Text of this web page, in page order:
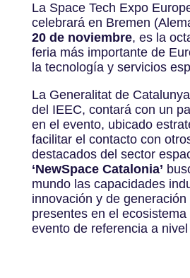
La Space Tech Expo
celebrará en Bremen
20 de noviembre, es la
feria más importante de
la tecnología y servicios
La Generalitat de
del IEEC, contará con un
en el evento, ubicado
facilitar el contacto con
destacados del sector
‘NewSpace Catalonia’
mundo las capacidades
innovación y de
presentes en el
evento de referencia a